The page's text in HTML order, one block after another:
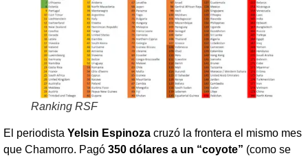
Ranking RSF
El periodista Yelsin Espinoza cruzó la frontera el mismo mes
que Chamorro. Pagó 350 dólares a un “coyote” (como se